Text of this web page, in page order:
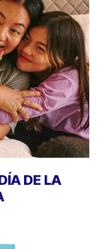
DE LA